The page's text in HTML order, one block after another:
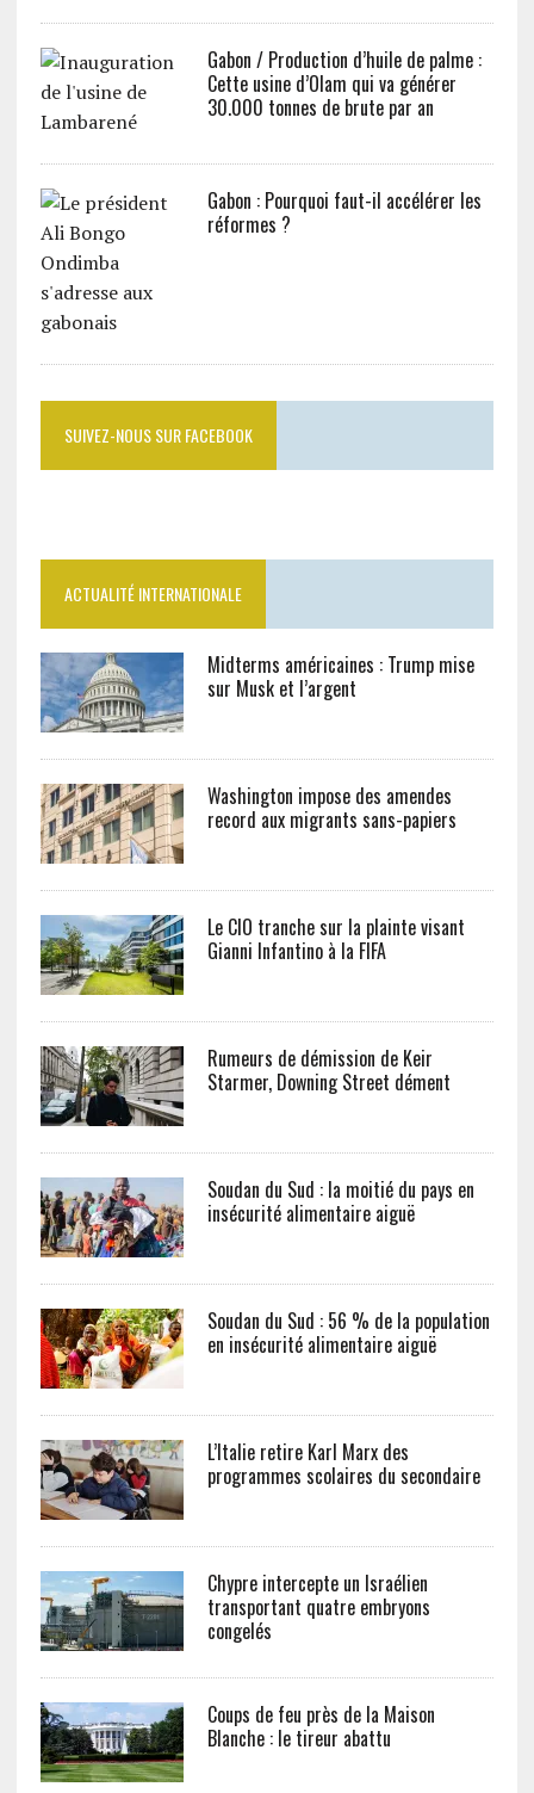
Gabon / Production d’huile de palme :
Cette usine d’Olam qui va générer
30.000 tonnes de brute par an
Gabon : Pourquoi faut-il accélérer les
réformes ?
SUIVEZ-NOUS SUR FACEBOOK
ACTUALITÉ INTERNATIONALE
Midterms américaines : Trump mise
sur Musk et l’argent
Washington impose des amendes
record aux migrants sans-papiers
Le CIO tranche sur la plainte visant
Gianni Infantino à la FIFA
Rumeurs de démission de Keir
Starmer, Downing Street dément
Soudan du Sud : la moitié du pays en
insécurité alimentaire aiguë
Soudan du Sud : 56 % de la population
en insécurité alimentaire aiguë
L’Italie retire Karl Marx des
programmes scolaires du secondaire
Chypre intercepte un Israélien
transportant quatre embryons
congelés
Coups de feu près de la Maison
Blanche : le tireur abattu